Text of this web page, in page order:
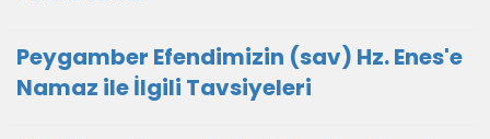
Peygamber Efendimizin (sav) Hz. Enes'e
Namaz ile İlgili Tavsiyeleri